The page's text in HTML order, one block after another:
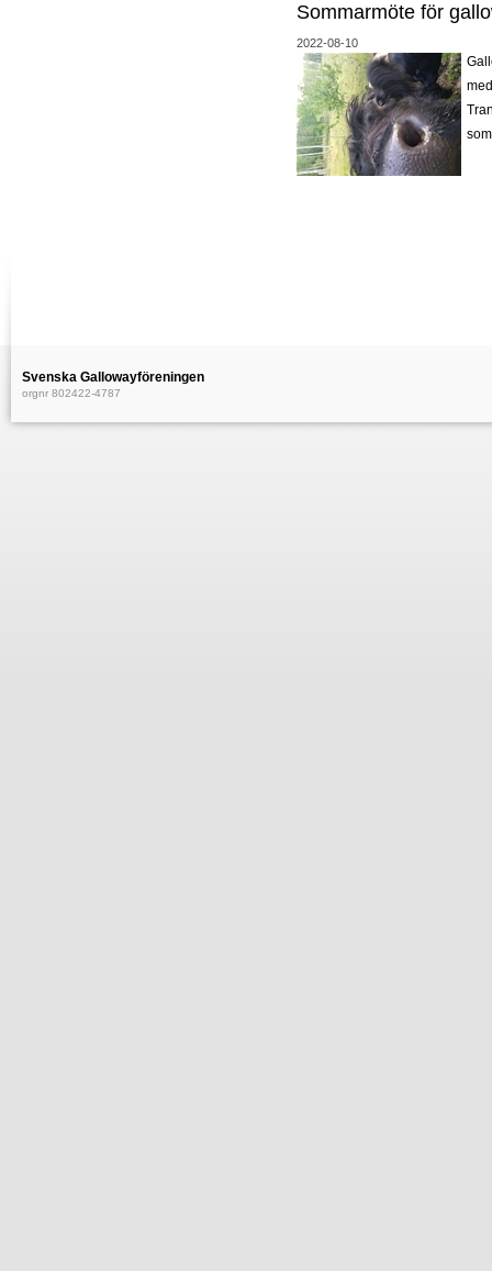
Sommarmöte för
2022-08-10
Svenska Gallowayföreningen
orgnr 802422-4787